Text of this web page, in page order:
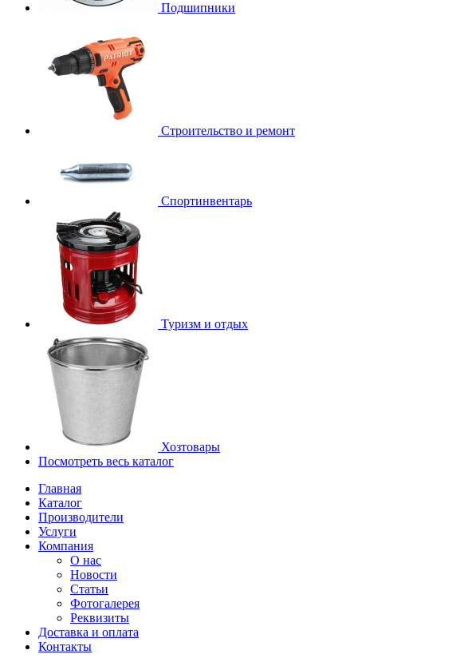
Подшипники
Строительство и ремонт
Спортинвентарь
Туризм и отдых
Хозтовары
Посмотреть весь каталог
Главная
Каталог
Производители
Услуги
Компания
О нас
Новости
Статьи
Фотогалерея
Реквизиты
Доставка и оплата
Контакты